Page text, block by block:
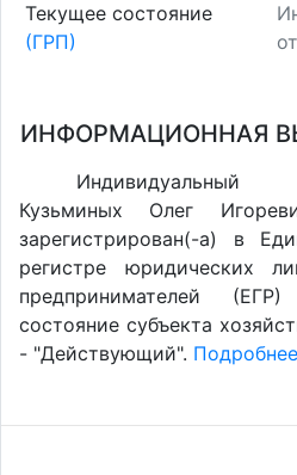
Текущее состояние
(ГРП)
ИНФОРМАЦИОННАЯ
Индивидуальный
Кузьминых Олег
зарегистрирован(-а) в
регистре юридических
предпринимателей
состояние субъекта
- "Действующий".